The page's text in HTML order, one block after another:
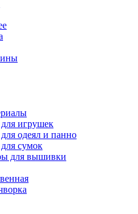
игрушек
одеял и панно
сумок
для вышивки